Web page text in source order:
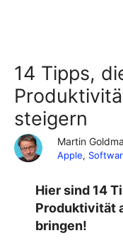
14 Tipps,
steigern
Martin
Apple,
Hier sind 14
Produktivität
bringen!